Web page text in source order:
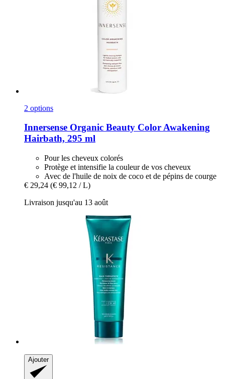
2 options
Innersense Organic Beauty Color Awakening
Hairbath, 295 ml
Pour les cheveux colorés
Protège et intensifie la couleur de vos cheveux
Avec de l'huile de noix de coco et de pépins de courge
€ 29,24 (€ 99,12 / L)
Livraison jusqu'au 13 août
Ajouter